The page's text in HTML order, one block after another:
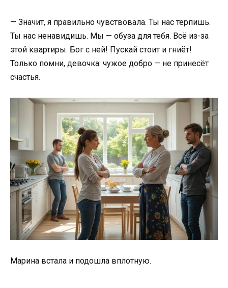
— Значит, я правильно чувствовала. Ты нас терпишь.
Ты нас ненавидишь. Мы — обуза для тебя. Всё из-за
этой квартиры. Бог с ней! Пускай стоит и гниёт!
Только помни, девочка: чужое добро — не принесёт
счастья.
Марина встала и подошла вплотную.